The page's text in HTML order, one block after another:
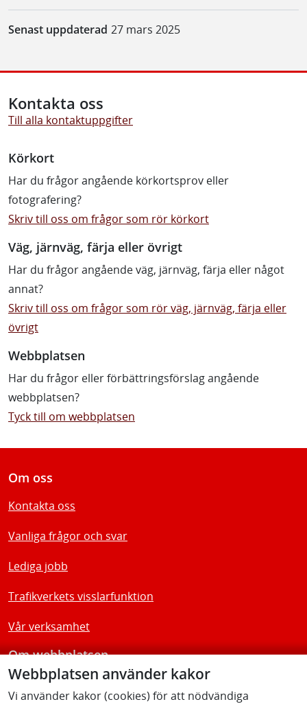
Senast uppdaterad 27 mars 2025
Webbplatsen använder kakor
Vi använder kakor (cookies) för att nödvändiga
Kontakta oss
Till alla kontaktuppgifter
Körkort
Har du frågor angående körkortsprov eller
fotografering?
Skriv till oss om frågor som rör körkort
Väg, järnväg, färja eller övrigt
Har du frågor angående väg, järnväg, färja eller något
annat?
Skriv till oss om frågor som rör väg, järnväg, färja eller
övrigt
Webbplatsen
Har du frågor eller förbättringsförslag angående
webbplatsen?
Tyck till om webbplatsen
Om oss
Kontakta oss
Vanliga frågor och svar
Lediga jobb
Trafikverkets visslarfunktion
Vår verksamhet
Om webbplatsen
Tillgänglighetsredogörelse